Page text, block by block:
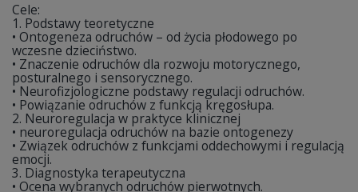
Cele:
1. Podstawy teoretyczne
• Ontogeneza odruchów – od życia płodowego po
wczesne dzieciństwo.
• Znaczenie odruchów dla rozwoju motorycznego,
posturalnego i sensorycznego.
• Neurofizjologiczne podstawy regulacji odruchów.
• Powiązanie odruchów z funkcją kręgosłupa.
2. Neuroregulacja w praktyce klinicznej
• neuroregulacja odruchów na bazie ontogenezy
• Związek odruchów z funkcjami oddechowymi i regulacją
emocji.
3. Diagnostyka terapeutyczna
• Ocena wybranych odruchów pierwotnych.